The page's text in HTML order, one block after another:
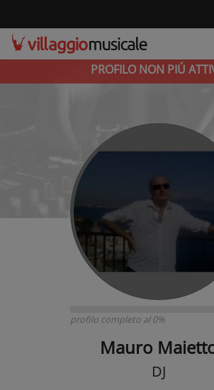
PROFILO NON PIÚ
profilo completo al 0%
Mauro
DJ